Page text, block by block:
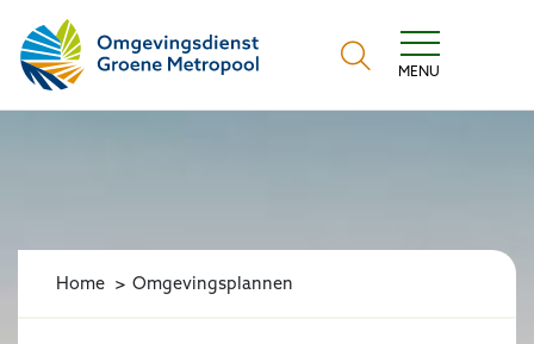
Omgevingsdienst Groene Metropool
MENU
Home Omgevingsplannen